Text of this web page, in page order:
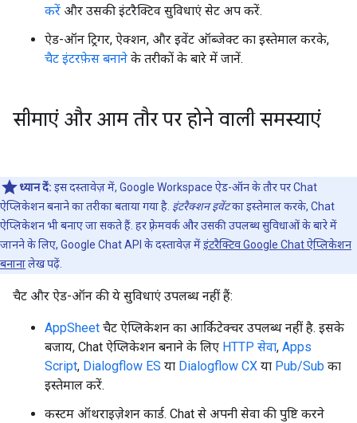
करें और उसकी इंटरैक्टिव सुविधाएं सेट अप करें.
ऐड-ऑन ट्रिगर, ऐक्शन, और इवेंट ऑब्जेक्ट का इस्तेमाल करके,
चैट इंटरफ़ेस बनाने के तरीकों के बारे में जानें.
सीमाएं और आम तौर पर होने वाली समस्याएं
ध्यान दें: इस दस्तावेज़ में, Google Workspace ऐड-ऑन के तौर पर Chat
ऐप्लिकेशन बनाने का तरीका बताया गया है. इंटरैक्शन इवेंटका इस्तेमाल करके, Chat
ऐप्लिकेशन भी बनाए जा सकते हैं. हर फ़्रेमवर्क और उसकी उपलब्ध सुविधाओं के बारे में
जानने के लिए, Google Chat API के दस्तावेज़ मेंइंटरैक्टिव Google Chat ऐप्लिकेशन
बनानालेख पढ़ें.
चैट और ऐड-ऑन की ये सुविधाएं उपलब्ध नहीं हैं:
AppSheet चैट ऐप्लिकेशन का आर्किटेक्चर उपलब्ध नहीं है. इसके
बजाय, Chat ऐप्लिकेशन बनाने के लिए HTTP सेवा, Apps
Script, Dialogflow ES या Dialogflow CX या Pub/Sub का
इस्तेमाल करें.
कस्टम ऑथराइज़ेशन कार्ड. Chat से अपनी सेवा की पुष्टि करने